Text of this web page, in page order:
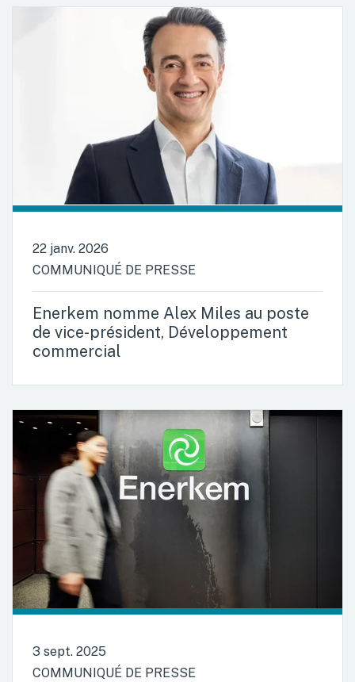
22 janv. 2026
COMMUNIQUÉ DE PRESSE
Enerkem nomme Alex Miles au poste
de vice-président, Développement
commercial
3 sept. 2025
COMMUNIQUÉ DE PRESSE